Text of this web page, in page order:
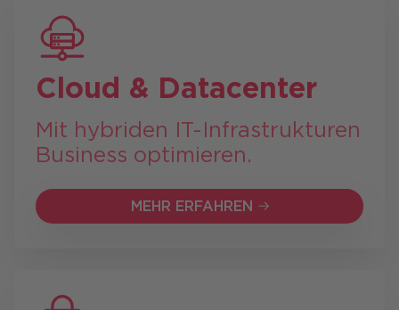
Cloud & Datacenter
Mit hybriden IT-Infrastrukturen
Business optimieren.
MEHR ERFAHREN
MEHR ERFAHREN